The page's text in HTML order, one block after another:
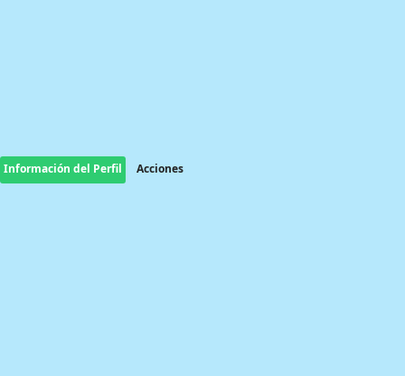
Información del Perfil Acciones